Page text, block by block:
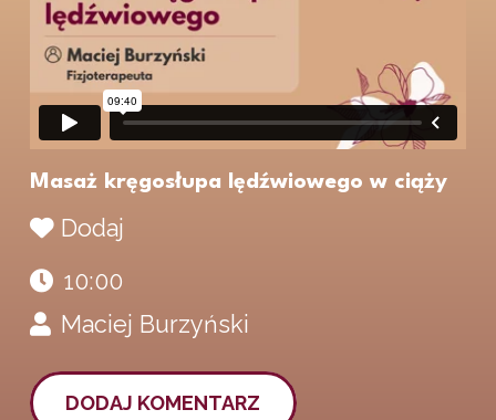
Masaż kręgosłupa lędźwiowego w ciąży
Dodaj
10:00
Maciej Burzyński
DODAJ KOMENTARZ